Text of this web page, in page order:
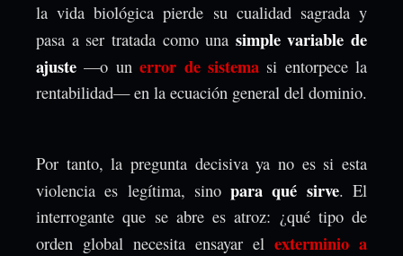
la vida biológica pierde su cualidad sagrada y
pasa a ser tratada como una simple variable de
ajuste —o unerror de sistemasi entorpece la
rentabilidad— en la ecuación general del dominio.
Por tanto, la pregunta decisiva ya no es si esta
violencia es legítima, sinopara qué sirve. El
interrogante que se abre es atroz: ¿qué tipo de
orden global necesita ensayar el exterminio a